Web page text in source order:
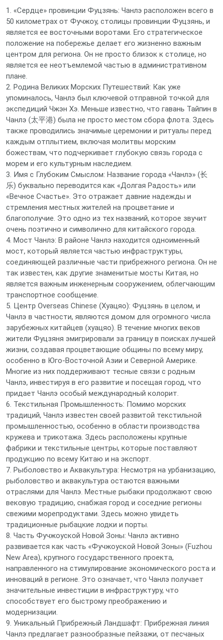
1. «Сердце» провинции Фуцзянь: Чанлэ расположен всего в
50 километрах от Фучжоу, столицы провинции Фуцзянь, и
является ее восточными воротами. Его стратегическое
положение на побережье делает его жизненно важным
центром для региона. Он не просто близок к столице, но
является ее неотъемлемой частью в административном
плане.
2. Родина Великих Морских Путешествий: Как уже
упоминалось, Чанлэ был ключевой отправной точкой для
экспедиций Чжэн Хэ. Меньше известно, что гавань Тайпин в
Чанлэ (太平港) была не просто местом сбора флота. Здесь
также проводились значимые церемонии и ритуалы перед
каждым отплытием, включая молитвы морским
божествам, что подчеркивает глубокую связь города с
морем и его культурным наследием.
3. Имя с Глубоким Смыслом: Название города «Чанлэ» (长
乐) буквально переводится как «Долгая Радость» или
«Вечное Счастье». Это отражает давние надежды и
стремления местных жителей на процветание и
благополучие. Это одно из тех названий, которое звучит
очень поэтично и символично для китайского города.
4. Мост Чанлэ: В районе Чанлэ находится одноименный
мост, который является частью инфраструктуры,
соединяющей различные части прибрежного региона. Он не
так известен, как другие знаменитые мосты Китая, но
является важным инженерным сооружением, облегчающим
транспортное сообщение.
5. Центр Overseas Chinese (Хуацяо): Фуцзянь в целом, и
Чанлэ в частности, являются домом для огромного числа
зарубежных китайцев (хуацяо). В течение многих веков
жители Фуцзяня эмигрировали за границу в поисках лучшей
жизни, создавая процветающие общины по всему миру,
особенно в Юго-Восточной Азии и Северной Америке.
Многие из них поддерживают тесные связи с родным
Чанлэ, инвестируя в его развитие и посещая город, что
придает Чанлэ особый международный колорит.
6. Текстильная Промышленность: Помимо морских
традиций, Чанлэ известен своей развитой текстильной
промышленностью, особенно в области производства
кружева и трикотажа. Здесь расположены крупные
фабрики и текстильные центры, которые поставляют
продукцию по всему Китаю и на экспорт.
7. Рыболовство и Аквакультура: Несмотря на урбанизацию,
рыболовство и аквакультура остаются важными
отраслями для Чанлэ. Местные рыбаки продолжают свою
вековую традицию, снабжая город и соседние регионы
свежими морепродуктами. Здесь можно увидеть
традиционные рыбацкие лодки и порты.
8. Часть Фучжоуской Новой Зоны: Чанлэ активно
развивается как часть «Фучжоуской Новой Зоны» (Fuzhou
New Area), крупного государственного проекта,
направленного на стимулирование экономического роста и
инноваций в регионе. Это означает, что Чанлэ получает
значительные инвестиции в инфраструктуру, что
способствует его быстрому преображению и
модернизации.
9. Уникальный Прибрежный Ландшафт: Прибрежная линия
Чанлэ предлагает разнообразные пейзажи, от песчаных